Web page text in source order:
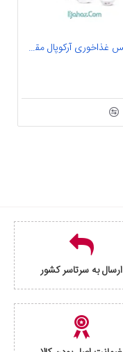
سرویس غذاخوری آرکوپال مقصود 25 پارچه داماس طرح آرتا صورتی
ارسال به سرتاسر کشور